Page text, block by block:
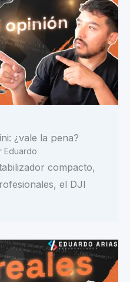
¿vale la pena?
Eduardo
compacto,
el DJI